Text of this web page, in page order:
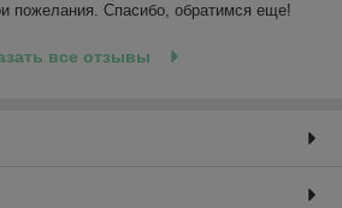
пожелания. Спасибо, обратимся еще!
все отзывы